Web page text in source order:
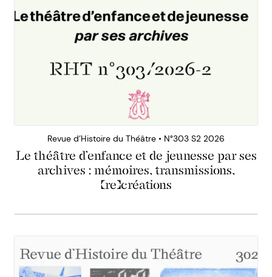
Revue d’Histoire du Théâtre • N°303 S2 2026
Le théâtre d’enfance et de jeunesse par ses
archives : mémoires, transmissions,
(re)créations